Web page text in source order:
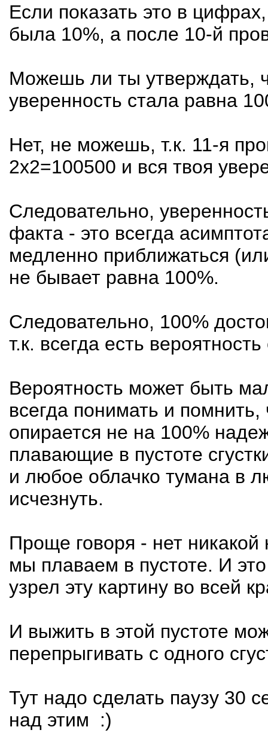
Если показать это в
была 10%, а после 10-й
Можешь ли ты утверждать,
уверенность стала равна
Нет, не можешь, т.к. 11-я
2х2=100500 и вся твоя
Следовательно,
факта - это всегда
медленно приближаться
не бывает равна 100%.
Следовательно, 100%
т.к. всегда есть
Вероятность может быть
всегда понимать и
опирается не на 100%
плавающие в пустоте
и любое облачко тумана в
исчезнуть.
Проще говоря - нет
мы плаваем в пустоте. И это
узрел эту картину во всей
И выжить в этой пустоте
перепрыгивать с одного
Тут надо сделать паузу 30
над этим :)